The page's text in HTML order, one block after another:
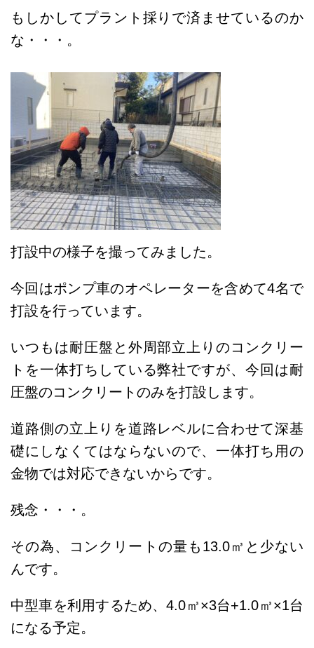
もしかしてプラント採りで済ませているのか
な・・・。
打設中の様子を撮ってみました。
今回はポンプ車のオペレーターを含めて4名で
打設を行っています。
いつもは耐圧盤と外周部立上りのコンクリー
トを一体打ちしている弊社ですが、今回は耐
圧盤のコンクリートのみを打設します。
道路側の立上りを道路レベルに合わせて深基
礎にしなくてはならないので、一体打ち用の
金物では対応できないからです。
残念・・・。
その為、コンクリートの量も13.0㎥と少ない
んです。
中型車を利用するため、4.0㎥×3台+1.0㎥×1台
になる予定。